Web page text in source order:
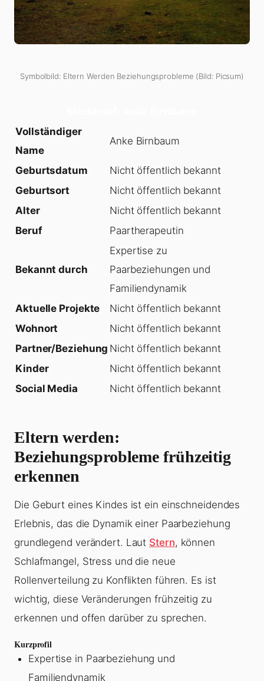
Symbolbild: Eltern Werden Beziehungsprobleme (Bild: Picsum)
Vollständiger
Name
Anke Birnbaum
Geburtsdatum
Nicht öffentlich bekannt
Geburtsort
Nicht öffentlich bekannt
Alter
Nicht öffentlich bekannt
Beruf
Paartherapeutin
Bekannt durch
Expertise zu
Paarbeziehungen und
Familiendynamik
Aktuelle Projekte
Nicht öffentlich bekannt
Wohnort
Nicht öffentlich bekannt
Partner/Beziehung Nicht öffentlich bekannt
Kinder
Nicht öffentlich bekannt
Social Media
Nicht öffentlich bekannt
Eltern werden:
Beziehungsprobleme frühzeitig
erkennen
Die Geburt eines Kindes ist ein einschneidendes
Erlebnis, das die Dynamik einer Paarbeziehung
grundlegend verändert. Laut Stern, können
Schlafmangel, Stress und die neue
Rollenverteilung zu Konflikten führen. Es ist
wichtig, diese Veränderungen frühzeitig zu
erkennen und offen darüber zu sprechen.
Kurzprofil
Expertise in Paarbeziehung und
Familiendynamik